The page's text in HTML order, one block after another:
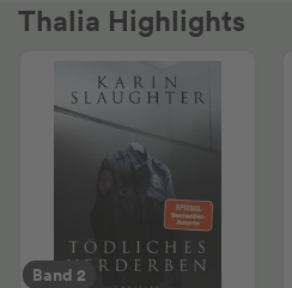
Thalia Highlights
Band 2